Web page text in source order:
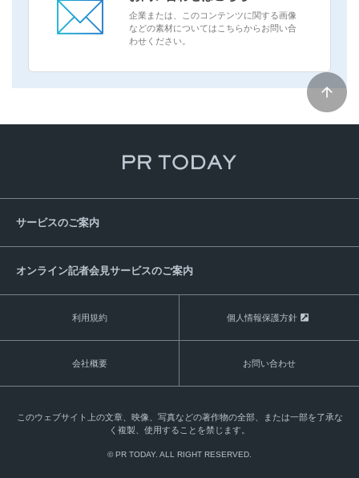
企業または、このコンテンツに関する画像
などの素材についてはこちらからお問い合
わせください。
サービスのご案内
オンライン記者会見サービスのご案内
利用規約 個人情報保護方針
会社概要 お問い合わせ
このウェブサイト上の文章、映像、写真などの著作物の全部、または一部を了承な
く複製、使用することを禁じます。
© PR TODAY. ALL RIGHT RESERVED.